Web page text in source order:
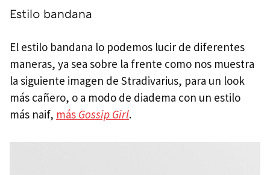
Estilo bandana
El estilo bandana lo podemos lucir de diferentes
maneras, ya sea sobre la frente como nos muestra
la siguiente imagen de Stradivarius, para un look
más cañero, o a modo de diadema con un estilo
más naif, más Gossip Girl.